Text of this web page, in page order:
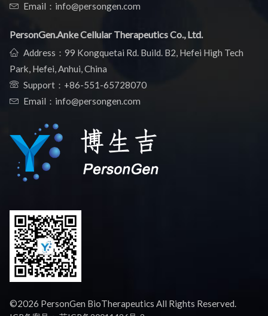
©2026 PersonGen BioTherapeutics All Rights Reserved.
Email：info@persongen.com
PersonGen.Anke Cellular Therapeutics Co., Ltd.
Address：99 Kongquetai Rd. Build. B2, Hefei High Tech
Park, Hefei, Anhui, China
Support： +86-551-65728070
Email：info@persongen.com